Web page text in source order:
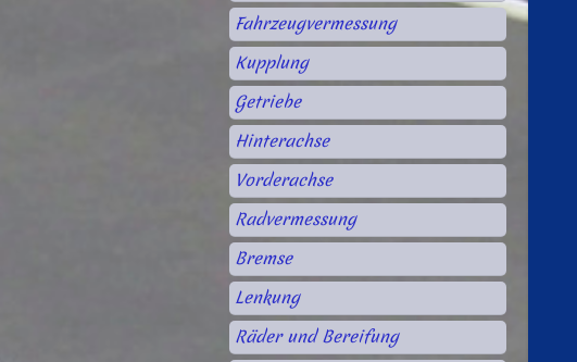
Fahrzeugvermessung
Kupplung
Getriebe
Hinterachse
Vorderachse
Radvermessung
Bremse
Lenkung
Räder und Bereifung